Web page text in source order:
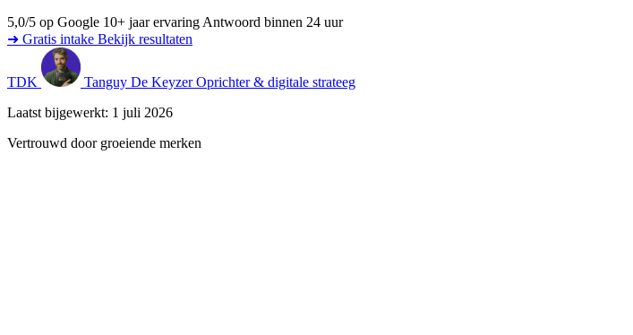
5,0/5 op Google 10+ jaar ervaring Antwoord binnen 24 uur
➜ Gratis intake Bekijk resultaten
TDK Tanguy De Keyzer Oprichter & digitale strateeg
Laatst bijgewerkt: 1 juli 2026
Vertrouwd door groeiende merken